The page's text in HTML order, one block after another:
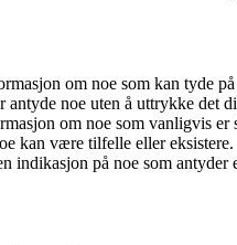
om noe som kan tyde
antyde noe uten å uttrykke det
om noe som vanligvis er
kan være tilfelle eller eksistere.
indikasjon på noe som antyder